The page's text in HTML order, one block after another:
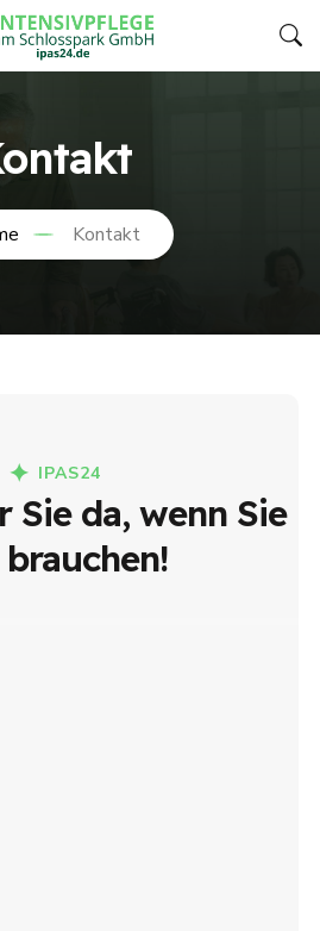
Kontakt
IPAS24
Sie da, wenn Sie
brauchen!